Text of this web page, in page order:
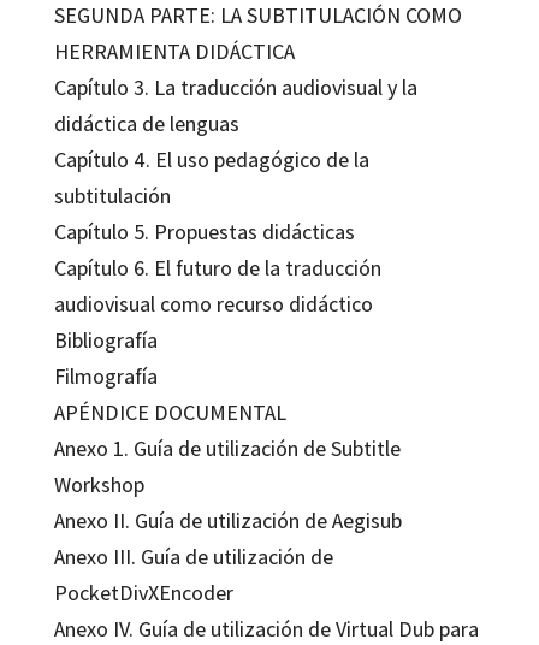
SEGUNDA PARTE: LA SUBTITULACIÓN COMO
HERRAMIENTA DIDÁCTICA
Capítulo 3. La traducción audiovisual y la
didáctica de lenguas
Capítulo 4. El uso pedagógico de la
subtitulación
Capítulo 5. Propuestas didácticas
Capítulo 6. El futuro de la traducción
audiovisual como recurso didáctico
Bibliografía
Filmografía
APÉNDICE DOCUMENTAL
Anexo 1. Guía de utilización de Subtitle
Workshop
Anexo II. Guía de utilización de Aegisub
Anexo III. Guía de utilización de
PocketDivXEncoder
Anexo IV. Guía de utilización de Virtual Dub para